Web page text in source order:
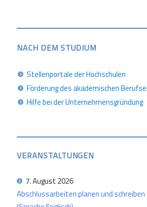
NACH DEM STUDIUM
Stellenportale der Hochschulen
Förderung des akademischen
Hilfe bei der Unternehmensgründung
VERANSTALTUNGEN
7. August 2026
Abschlussarbeiten planen und schreiben